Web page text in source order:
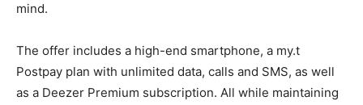
mind.
The offer includes a high-end smartphone, a my.t
Postpay plan with unlimited data, calls and SMS, as well
as a Deezer Premium subscription. All while maintaining